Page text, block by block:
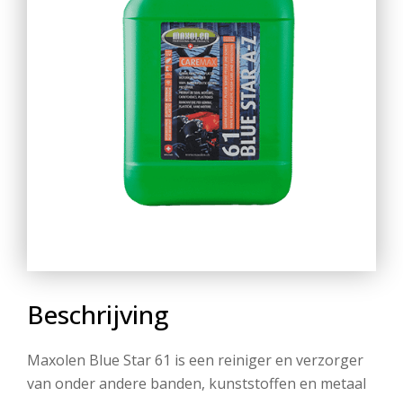
Beschrijving
Maxolen Blue Star 61 is een reiniger en verzorger
van onder andere banden, kunststoffen en metaal